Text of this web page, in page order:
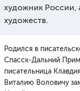
художник России,
художеств.
Родился в
Спасск-Дальний
писательница
Виталию Воловичу